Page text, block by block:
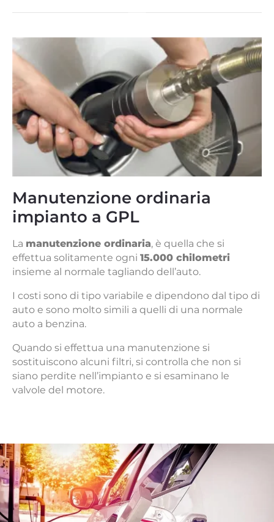
Manutenzione ordinaria
impianto a GPL
La manutenzione ordinaria, è quella che si
effettua solitamente ogni 15.000 chilometri
insieme al normale tagliando dell’auto.
I costi sono di tipo variabile e dipendono dal tipo di
auto e sono molto simili a quelli di una normale
auto a benzina.
Quando si effettua una manutenzione si
sostituiscono alcuni filtri, si controlla che non si
siano perdite nell’impianto e si esaminano le
valvole del motore.